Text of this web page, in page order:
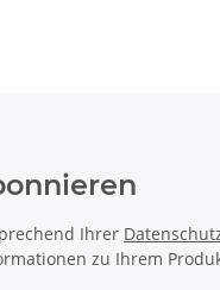
Ihrer
zu Ihrem